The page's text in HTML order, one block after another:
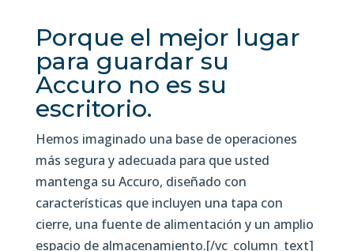
Porque el mejor lugar
para guardar su
Accuro no es su
escritorio.
Hemos imaginado una base de operaciones
más segura y adecuada para que usted
mantenga su Accuro, diseñado con
características que incluyen una tapa con
cierre, una fuente de alimentación y un amplio
espacio de almacenamiento.[/vc_column_text]